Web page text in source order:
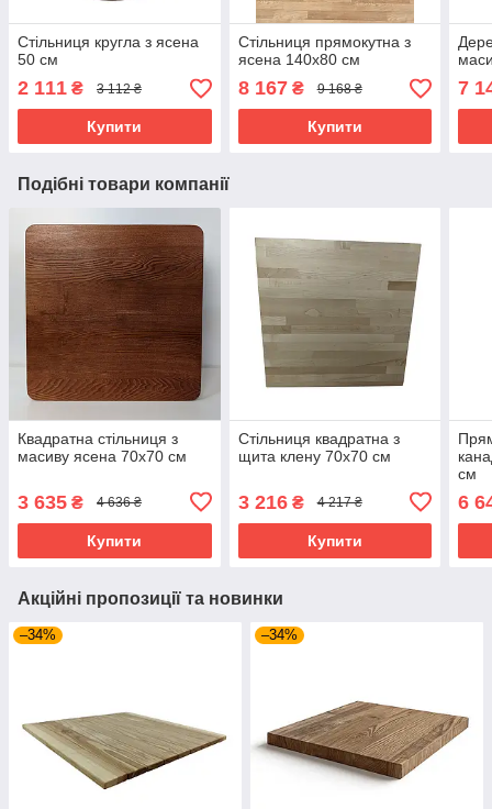
Стільниця кругла з ясена
50 см
2 111 ₴ 3 112 ₴
Купити
Стільниця прямокутна з
ясена 140х80 см
8 167₴ 9 168 ₴
Купити
7
Подібні товари компанії
Квадратна стільниця з
масиву ясена 70х70 см
3 635 ₴ 4 636 ₴
Купити
Стільниця квадратна з
щита клену 70х70 см
3 216₴ 4 217 ₴
Купити
см
6
Акційні пропозиції та новинки
–34% –34%